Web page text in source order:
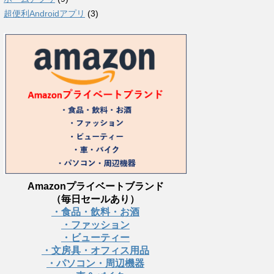
超便利Androidアプリ (3)
Amazonプライベートブランド
（毎日セールあり）
・食品・飲料・お酒
・ファッション
・ビューティー
・文房具・オフィス用品
・パソコン・周辺機器